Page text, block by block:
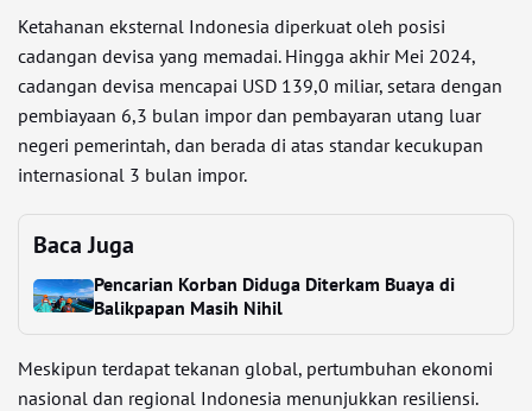
Ketahanan eksternal Indonesia diperkuat oleh posisi
cadangan devisa yang memadai. Hingga akhir Mei 2024,
cadangan devisa mencapai USD 139,0 miliar, setara dengan
pembiayaan 6,3 bulan impor dan pembayaran utang luar
negeri pemerintah, dan berada di atas standar kecukupan
internasional 3 bulan impor.
Baca Juga
Pencarian Korban Diduga Diterkam Buaya di
Balikpapan Masih Nihil
Meskipun terdapat tekanan global, pertumbuhan ekonomi
nasional dan regional Indonesia menunjukkan resiliensi.